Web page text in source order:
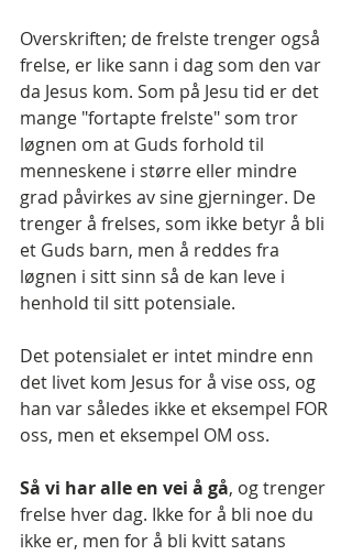
Overskriften; de frelste trenger også
frelse, er like sann i dag som den var
da Jesus kom. Som på Jesu tid er det
mange "fortapte frelste" som tror
løgnen om at Guds forhold til
menneskene i større eller mindre
grad påvirkes av sine gjerninger. De
trenger å frelses, som ikke betyr å bli
et Guds barn, men å reddes fra
løgnen i sitt sinn så de kan leve i
henhold til sitt potensiale.
Det potensialet er intet mindre enn
det livet kom Jesus for å vise oss, og
han var således ikke et eksempel FOR
oss, men et eksempel OM oss.
Så vi har alle en vei å gå, og trenger
frelse hver dag. Ikke for å bli noe du
ikke er, men for å bli kvitt satans